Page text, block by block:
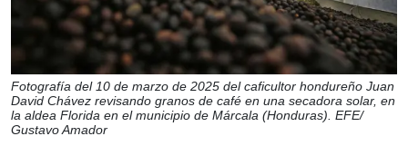
Fotografía del 10 de marzo de 2025 del caficultor hondureño Juan
David Chávez revisando granos de café en una secadora solar, en
la aldea Florida en el municipio de Márcala (Honduras). EFE/
Gustavo Amador